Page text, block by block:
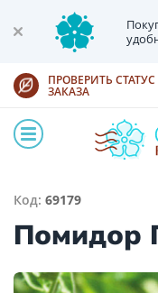
ПРОВЕРИТЬ СТАТУС
ЗАКАЗА
Код: 69179
Помидор